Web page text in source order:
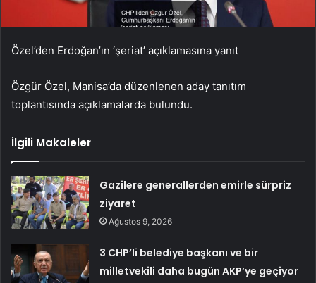
Özel’den Erdoğan’ın ‘şeriat’ açıklamasına yanıt
Özgür Özel, Manisa’da düzenlenen aday tanıtım
toplantısında açıklamalarda bulundu.
İlgili Makaleler
Gazilere generallerden emirle sürpriz
ziyaret
Ağustos 9, 2026
3 CHP’li belediye başkanı ve bir
milletvekili daha bugün AKP’ye geçiyor